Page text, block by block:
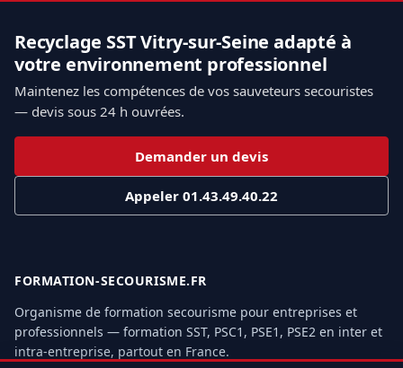
Recyclage SST Vitry-sur-Seine adapté à
votre environnement professionnel
Maintenez les compétences de vos sauveteurs secouristes
— devis sous 24 h ouvrées.
Demander un devis
Appeler 01.43.49.40.22
FORMATION-SECOURISME.FR
Organisme de formation secourisme pour entreprises et
professionnels — formation SST, PSC1, PSE1, PSE2 en inter et
intra-entreprise, partout en France.